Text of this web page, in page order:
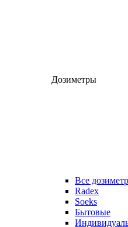
Дозиметры
Все
Radex
Soeks
Бытовые